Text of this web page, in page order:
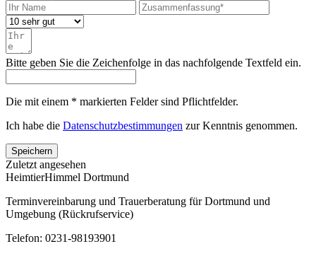
Bitte geben Sie die Zeichenfolge in das nachfolgende Textfeld ein.
Die mit einem * markierten Felder sind Pflichtfelder.
Ich habe die Datenschutzbestimmungen zur Kenntnis genommen.
Speichern
Zuletzt angesehen
HeimtierHimmel Dortmund
Terminvereinbarung und Trauerberatung für Dortmund und
Umgebung (Rückrufservice)
Telefon: 0231-98193901